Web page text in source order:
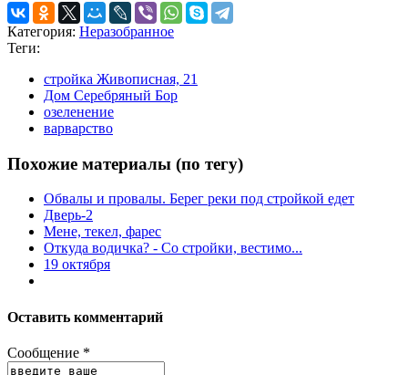
Категория: Неразобранное
Теги:
стройка Живописная, 21
Дом Серебряный Бор
озеленение
варварство
Похожие материалы (по тегу)
Обвалы и провалы. Берег реки под стройкой едет
Дверь-2
Мене, текел, фарес
Откуда водичка? - Со стройки, вестимо...
19 октября
Оставить комментарий
Сообщение *